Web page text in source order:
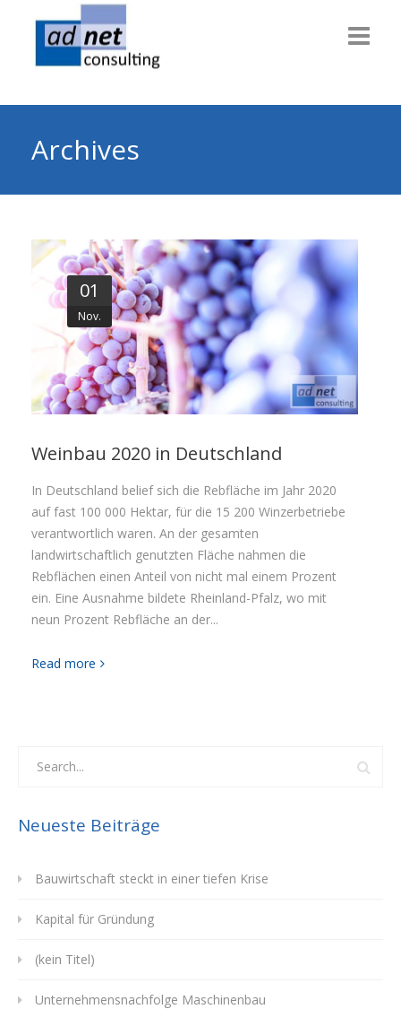
Dienstleiter
Gesundheit
Info & News
Über uns
Archives
01
Nov.
Weinbau 2020 in Deutschland
In Deutschland belief sich die Rebfläche im Jahr 2020
auf fast 100 000 Hektar, für die 15 200 Winzerbetriebe
verantwortlich waren. An der gesamten
landwirtschaftlich genutzten Fläche nahmen die
Rebflächen einen Anteil von nicht mal einem Prozent
ein. Eine Ausnahme bildete Rheinland-Pfalz, wo mit
neun Prozent Rebfläche an der...
Read more
Neueste Beiträge
Bauwirtschaft steckt in einer tiefen Krise
Kapital für Gründung
(kein Titel)
Unternehmensnachfolge Maschinenbau